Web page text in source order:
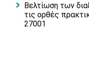
Βελτίωση των
τις ορθές
27001